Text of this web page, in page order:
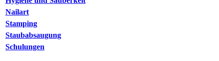
Nailart
Stamping
Staubabsaugung
Schulungen